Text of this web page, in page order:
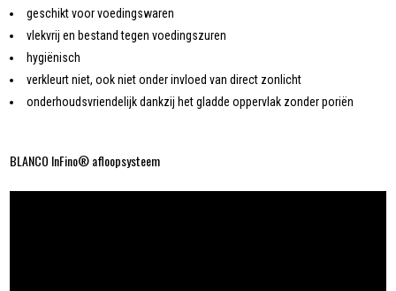
geschikt voor voedingswaren
vlekvrij en bestand tegen voedingszuren
hygiënisch
verkleurt niet, ook niet onder invloed van direct zonlicht
onderhoudsvriendelijk dankzij het gladde oppervlak zonder poriën
BLANCO InFino® afloopsysteem